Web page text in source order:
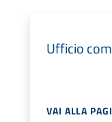
Ufficio
VAI ALLA